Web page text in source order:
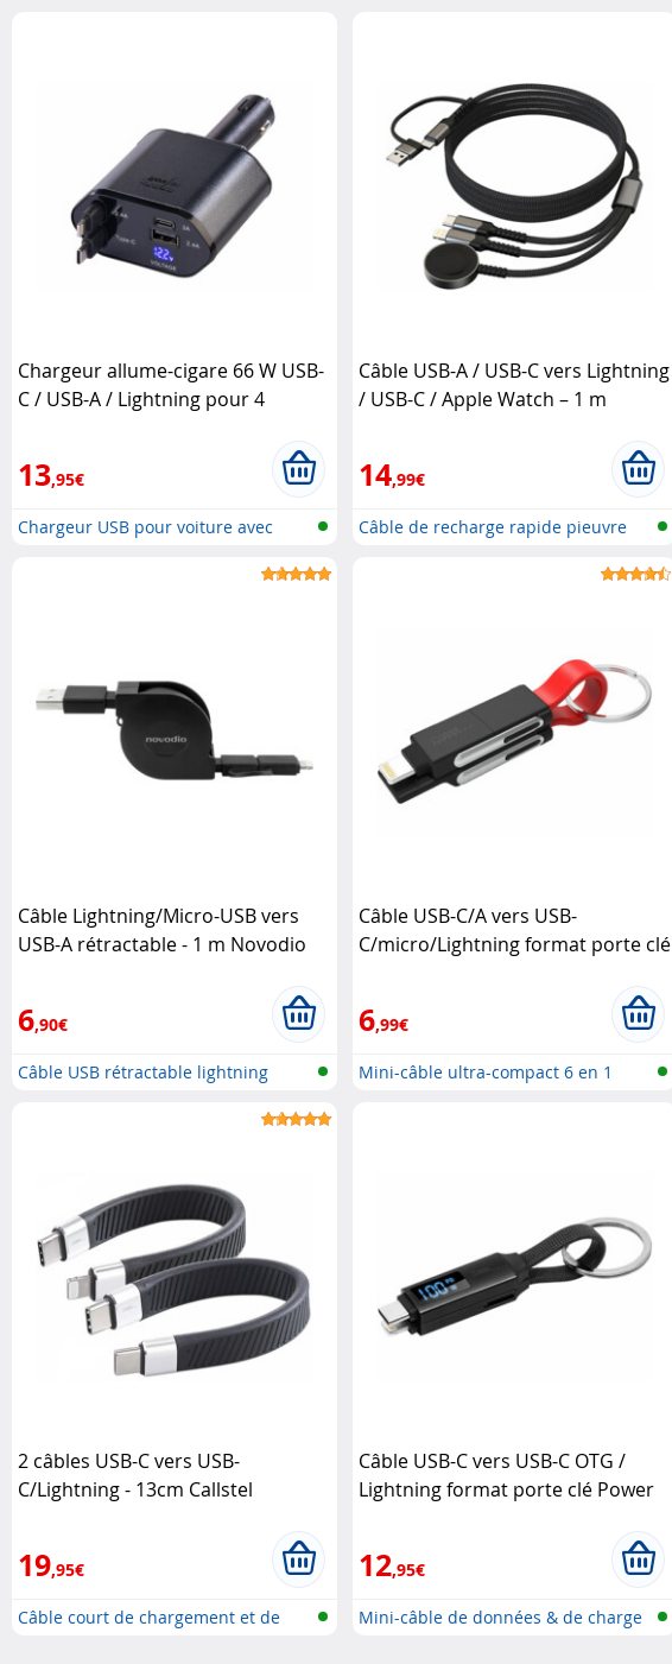
Chargeur allume-cigare 66 W USB-
C / USB-A / Lightning pour 4
13,95€
Chargeur USB pour voiture avec
Câble USB-A / USB-C vers Lightning
/ USB-C / Apple Watch – 1 m
14,99€
Câble de recharge rapide pieuvre
Câble Lightning/Micro-USB vers
USB-A rétractable - 1 m Novodio
6,90€
Câble USB rétractable lightning
Câble USB-C/A vers USB-
C/micro/Lightning format porte clé
6,99€
Mini-câble ultra-compact 6 en 1
2 câbles USB-C vers USB-
C/Lightning - 13cm Callstel
19,95€
Câble court de chargement et de
Câble USB-C vers USB-C OTG /
Lightning format porte clé Power
12,95€
Mini-câble de données & de charge